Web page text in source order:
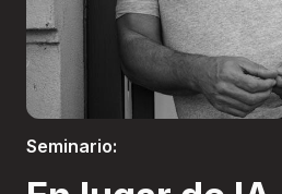
Seminario: